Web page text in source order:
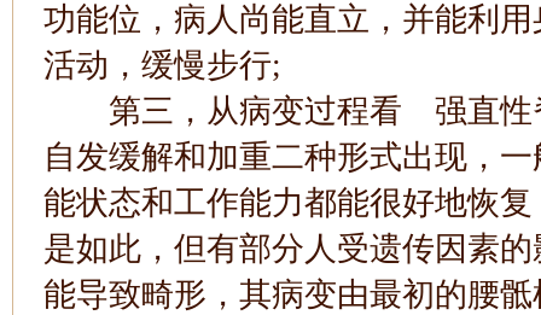
功能位，病人尚能直立，并能利
活动，缓慢步行;
第三，从病变过程看 强直性
自发缓解和加重二种形式出现，
能状态和工作能力都能很好地恢
是如此，但有部分人受遗传因素
能导致畸形，其病变由最初的腰